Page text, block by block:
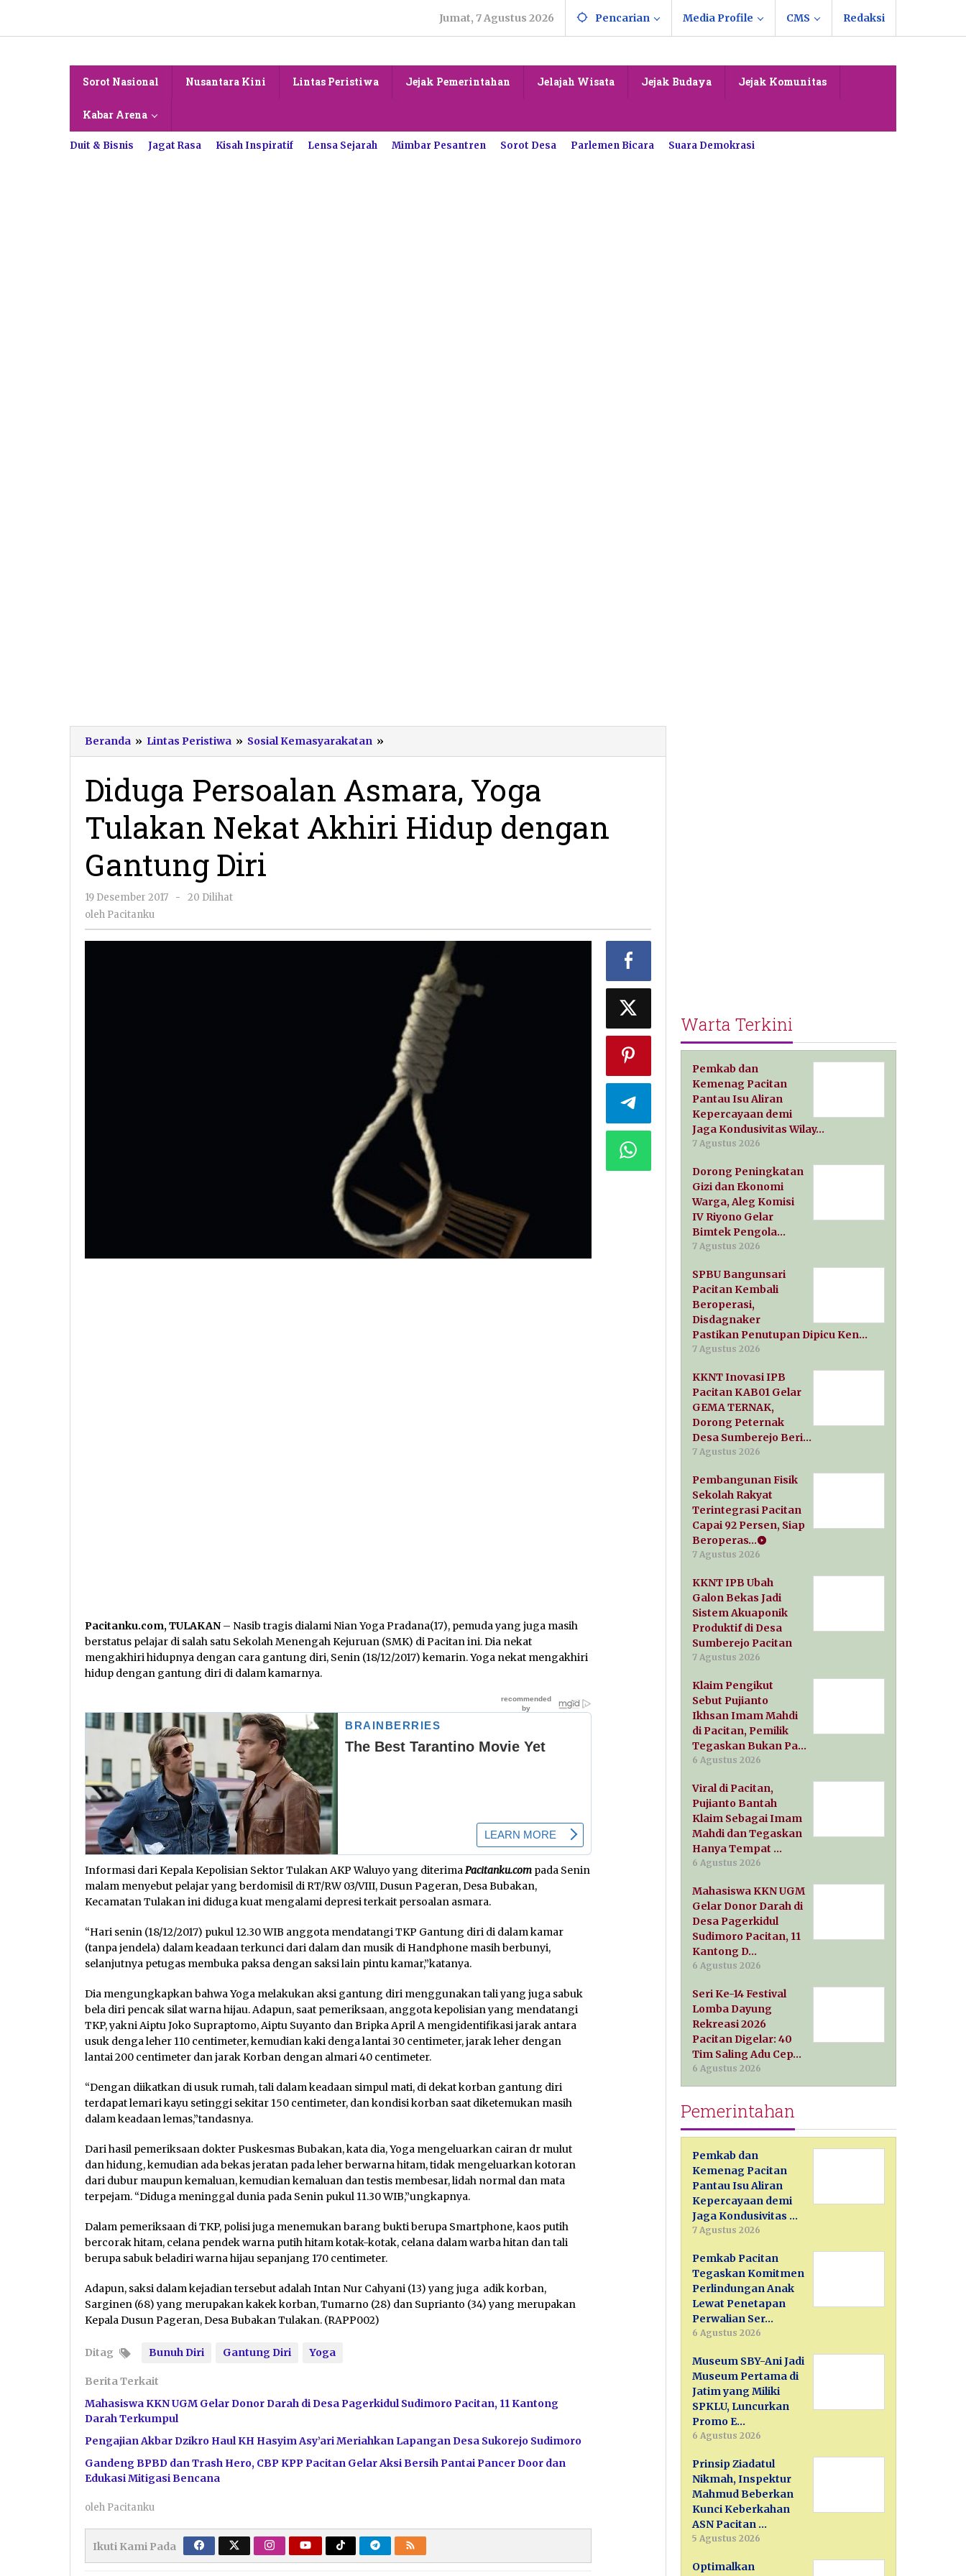
konten
Jumat, 7 Agustus 2026 Pencarian Media Profile CMS Redaksi
Sorot Nasional Nusantara Kini Lintas Peristiwa Jejak Pemerintahan Jelajah Wisata Jejak Budaya Jejak Komunitas
Kabar Arena
Duit & Bisnis Jagat Rasa Kisah Inspiratif Lensa Sejarah Mimbar Pesantren Sorot Desa Parlemen Bicara Suara Demokrasi
Beranda » Lintas Peristiwa » Sosial Kemasyarakatan »
Persoalan
Yoga
Tulakan
Nekat
Akhiri
Diduga Persoalan Asmara, Yoga
Tulakan Nekat Akhiri Hidup dengan
Gantung Diri
19 Desember 2017
oleh
-
20 Dilihat
oleh Pacitanku
Pacitanku.com, TULAKAN – Nasib tragis dialami Nian Yoga Pradana(17), pemuda yang juga masih
berstatus pelajar di salah satu Sekolah Menengah Kejuruan (SMK) di Pacitan ini. Dia nekat
mengakhiri hidupnya dengan cara gantung diri, Senin (18/12/2017) kemarin. Yoga nekat mengakhiri
hidup dengan gantung diri di dalam kamarnya.
Informasi dari Kepala Kepolisian Sektor Tulakan AKP Waluyo yang diterimaPacitanku.com pada Senin
malam menyebut pelajar yang berdomisil di RT/RW 03/VIII, Dusun Pageran, Desa Bubakan,
Kecamatan Tulakan ini diduga kuat mengalami depresi terkait persoalan asmara.
“Hari senin (18/12/2017) pukul 12.30 WIB anggota mendatangi TKP Gantung diri di dalam kamar
(tanpa jendela) dalam keadaan terkunci dari dalam dan musik di Handphone masih berbunyi,
selanjutnya petugas membuka paksa dengan saksi lain pintu kamar,”katanya.
Dia mengungkapkan bahwa Yoga melakukan aksi gantung diri menggunakan tali yang juga sabuk
bela diri pencak silat warna hijau. Adapun, saat pemeriksaan, anggota kepolisian yang mendatangi
TKP, yakni Aiptu Joko Supraptomo, Aiptu Suyanto dan Bripka April A mengidentifikasi jarak antara
usuk denga leher 110 centimeter, kemudian kaki denga lantai 30 centimeter, jarak leher dengan
lantai 200 centimeter dan jarak Korban dengan almari 40 centimeter.
“Dengan diikatkan di usuk rumah, tali dalam keadaan simpul mati, di dekat korban gantung diri
terdapat lemari kayu setinggi sekitar 150 centimeter, dan kondisi korban saat diketemukan masih
dalam keadaan lemas,”tandasnya.
Dari hasil pemeriksaan dokter Puskesmas Bubakan, kata dia, Yoga mengeluarkan cairan dr mulut
dan hidung, kemudian ada bekas jeratan pada leher berwarna hitam, tidak mengeluarkan kotoran
dari dubur maupun kemaluan, kemudian kemaluan dan testis membesar, lidah normal dan mata
terpejam. “Diduga meninggal dunia pada Senin pukul 11.30 WIB,”ungkapnya.
Dalam pemeriksaan di TKP, polisi juga menemukan barang bukti berupa Smartphone, kaos putih
bercorak hitam, celana pendek warna putih hitam kotak-kotak, celana dalam warba hitan dan tali
berupa sabuk beladiri warna hijau sepanjang 170 centimeter.
Adapun, saksi dalam kejadian tersebut adalah Intan Nur Cahyani (13) yang juga adik korban,
Sarginen (68) yang merupakan kakek korban, Tumarno (28) dan Suprianto (34) yang merupakan
Kepala Dusun Pageran, Desa Bubakan Tulakan. (RAPP002)
Ditag Bunuh Diri Gantung Diri Yoga
Berita Terkait
Mahasiswa KKN UGM Gelar Donor Darah di Desa Pagerkidul Sudimoro Pacitan, 11 Kantong
Darah Terkumpul
Pengajian Akbar Dzikro Haul KH Hasyim Asy’ari Meriahkan Lapangan Desa Sukorejo Sudimoro
Gandeng BPBD dan Trash Hero, CBP KPP Pacitan Gelar Aksi Bersih Pantai Pancer Door dan
Edukasi Mitigasi Bencana
oleh Pacitanku
Ikuti Kami Pada
Warta Terkini
Pemkab dan
Kemenag Pacitan
Pantau Isu Aliran
Kepercayaan demi
Jaga Kondusivitas Wilay…
7 Agustus 2026
Dorong Peningkatan
Gizi dan Ekonomi
Warga, Aleg Komisi
IV Riyono Gelar
Bimtek Pengola…
7 Agustus 2026
SPBU Bangunsari
Pacitan Kembali
Beroperasi,
Disdagnaker
Pastikan Penutupan Dipicu Ken…
7 Agustus 2026
KKNT Inovasi IPB
Pacitan KAB01 Gelar
GEMA TERNAK,
Dorong Peternak
Desa Sumberejo Beri…
7 Agustus 2026
Pembangunan Fisik
Sekolah Rakyat
Terintegrasi Pacitan
Capai 92 Persen, Siap
Beroperas…
7 Agustus 2026
KKNT IPB Ubah
Galon Bekas Jadi
Sistem Akuaponik
Produktif di Desa
Sumberejo Pacitan
7 Agustus 2026
Klaim Pengikut
Sebut Pujianto
Ikhsan Imam Mahdi
di Pacitan, Pemilik
Tegaskan Bukan Pa…
6 Agustus 2026
Viral di Pacitan,
Pujianto Bantah
Klaim Sebagai Imam
Mahdi dan Tegaskan
Hanya Tempat …
6 Agustus 2026
Mahasiswa KKN UGM
Gelar Donor Darah di
Desa Pagerkidul
Sudimoro Pacitan, 11
Kantong D…
6 Agustus 2026
Seri Ke-14 Festival
Lomba Dayung
Rekreasi 2026
Pacitan Digelar: 40
Tim Saling Adu Cep…
6 Agustus 2026
Pemerintahan
Pemkab dan
Kemenag Pacitan
Pantau Isu Aliran
Kepercayaan demi
Jaga Kondusivitas …
7 Agustus 2026
Pemkab Pacitan
Tegaskan Komitmen
Perlindungan Anak
Lewat Penetapan
Perwalian Ser…
6 Agustus 2026
Museum SBY-Ani Jadi
Museum Pertama di
Jatim yang Miliki
SPKLU, Luncurkan
Promo E…
6 Agustus 2026
Prinsip Ziadatul
Nikmah, Inspektur
Mahmud Beberkan
Kunci Keberkahan
ASN Pacitan …
5 Agustus 2026
Optimalkan